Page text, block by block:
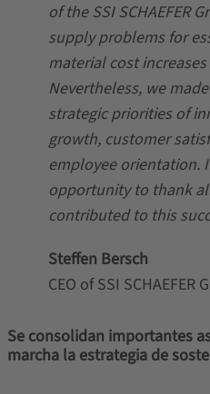
of the SSI SCHAEFER
supply problems for
material cost
Nevertheless, we
strategic priorities of
growth, customer
employee orientation.
opportunity to thank
contributed to this
Steffen Bersch
CEO of SSI SCHAEFER
Se consolidan importantes
marcha la estrategia de